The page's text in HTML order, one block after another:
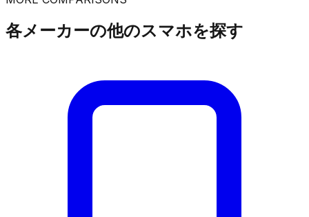
各メーカーの他のスマホを探す